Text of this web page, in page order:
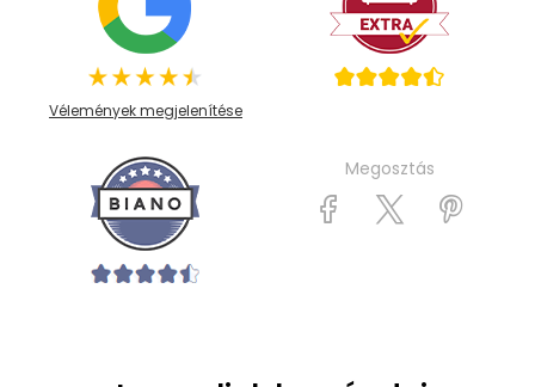
Vélemények megjelenítése
Megosztás